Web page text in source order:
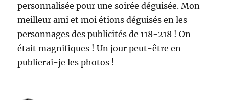
personnalisée pour une soirée déguisée. Mon
meilleur ami et moi étions déguisés en les
personnages des publicités de 118-218 ! On
était magnifiques ! Un jour peut-être en
publierai-je les photos !